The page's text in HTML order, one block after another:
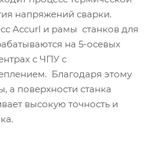
напряжений сварки.
Accurl и рамы станков для
на 5-осевых
с ЧПУ с
Благодаря этому
а поверхности станка
высокую точность и